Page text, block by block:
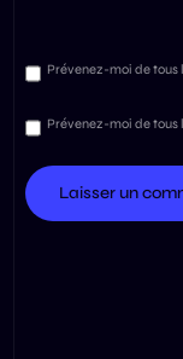
Prévenez-moi de tous
Prévenez-moi de tous